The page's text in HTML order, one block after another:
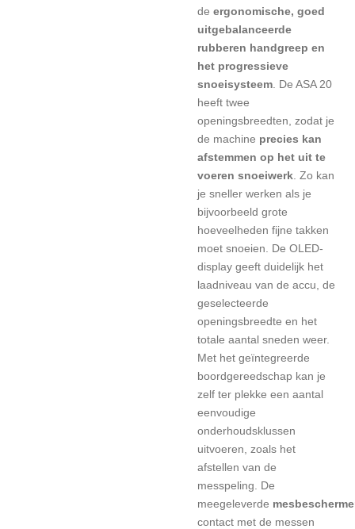
de ergonomische, goed
uitgebalanceerde
rubberen handgreep en
het progressieve
snoeisysteem . De ASA 20
heeft twee
openingsbreedten, zodat je
de machine precies kan
afstemmen op het uit te
voeren snoeiwerk . Zo kan
je sneller werken als je
bijvoorbeeld grote
hoeveelheden fijne takken
moet snoeien. De OLED-
display geeft duidelijk het
laadniveau van de accu, de
geselecteerde
openingsbreedte en het
totale aantal sneden weer.
Met het geïntegreerde
boordgereedschap kan je
zelf ter plekke een aantal
eenvoudige
onderhoudsklussen
uitvoeren, zoals het
afstellen van de
messpeling. De
meegeleverde
contact met de messen